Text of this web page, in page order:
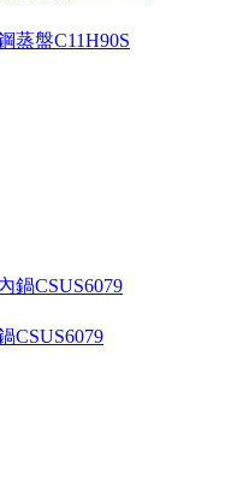
蒸盤C11H90S
CSUS6079